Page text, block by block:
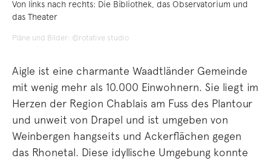
Von links nach rechts: Die Bibliothek, das Observatorium und
das Theater
Pläne und Bilder: ©rotative studio
Aigle ist eine charmante Waadtländer Gemeinde
mit wenig mehr als 10.000 Einwohnern. Sie liegt im
Herzen der Region Chablais am Fuss des Plantour
und unweit von Drapel und ist umgeben von
Weinbergen hangseits und Ackerflächen gegen
das Rhonetal. Diese idyllische Umgebung konnte